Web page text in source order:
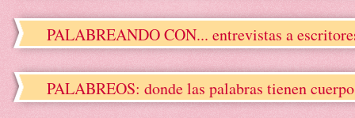
PALABREANDO CON... entrevistas a
PALABREOS: donde las palabras tienen